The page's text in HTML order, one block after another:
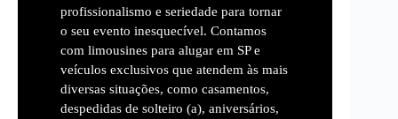
profissionalismo e seriedade para tornar
o seu evento inesquecível. Contamos
com limousines para alugar em SP e
veículos exclusivos que atendem às mais
diversas situações, como casamentos,
despedidas de solteiro (a), aniversários,